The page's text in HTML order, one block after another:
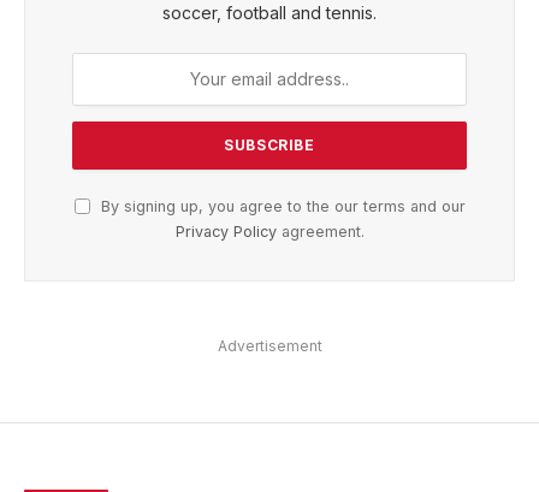
soccer, football and tennis.
By signing up, you agree to the our terms and our
Privacy Policyagreement.
Advertisement